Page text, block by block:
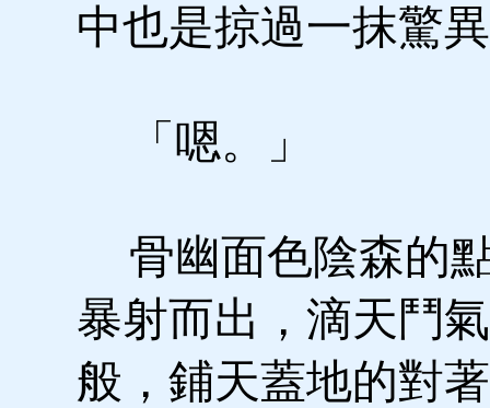
中也是掠過一抹驚
「嗯。」
骨幽面色陰森的
暴射而出，滴天鬥
般，鋪天蓋地的對